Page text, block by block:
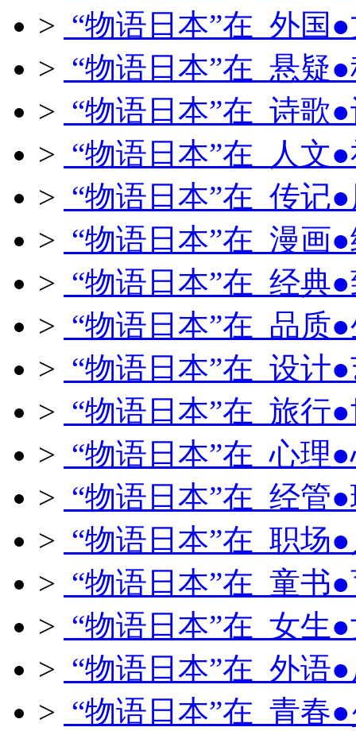
> “物语日本”在 外国
> “物语日本”在 悬疑
> “物语日本”在 诗歌
> “物语日本”在 人文
> “物语日本”在 传记
> “物语日本”在 漫画
> “物语日本”在 经典
> “物语日本”在 品质
> “物语日本”在 设计
> “物语日本”在 旅行
> “物语日本”在 心理
> “物语日本”在 经管
> “物语日本”在 职场
> “物语日本”在 童书
> “物语日本”在 女生
> “物语日本”在 外语
> “物语日本”在 青春